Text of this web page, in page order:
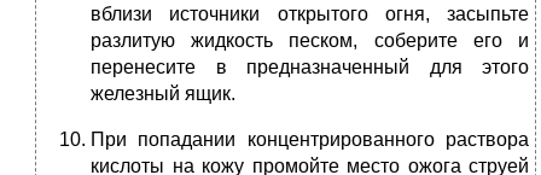
вблизи источники открытого огня, засыпьте
разлитую жидкость песком, соберите его и
перенесите в предназначенный для этого
железный ящик.
При попадании концентрированного раствора
кислоты на кожу промойте место ожога струей